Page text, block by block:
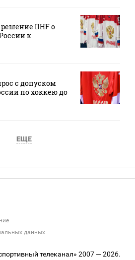
IIHF о
к
с допуском
по хоккею до
ЕЩЕ
данных
телеканал» 2007 — 2026.